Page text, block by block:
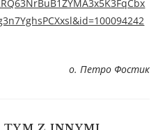
о. Петро Фостик